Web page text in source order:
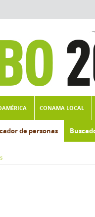
CONAMA LOCAL
de personas